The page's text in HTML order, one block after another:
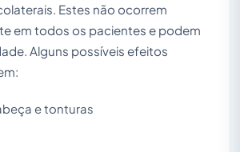
Estes não ocorrem
em todos os pacientes e podem
Alguns possíveis efeitos
e tonturas